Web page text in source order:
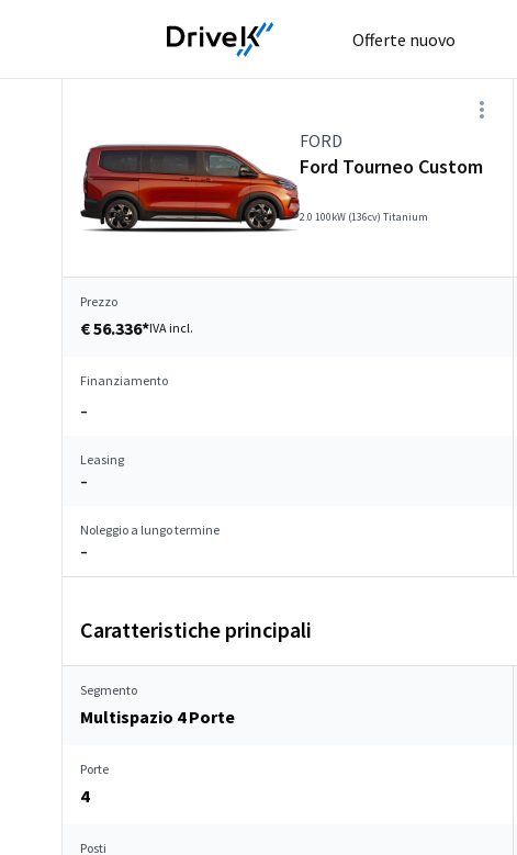
Offerte nuovo
FORD
Ford Tourneo Custom
2.0 100kW (136cv) Titanium
Prezzo
€ 56.336*IVA incl.
Finanziamento
–
Leasing
–
Noleggio a lungo termine
–
Caratteristiche principali
Segmento
Multispazio 4 Porte
Porte
4
Posti